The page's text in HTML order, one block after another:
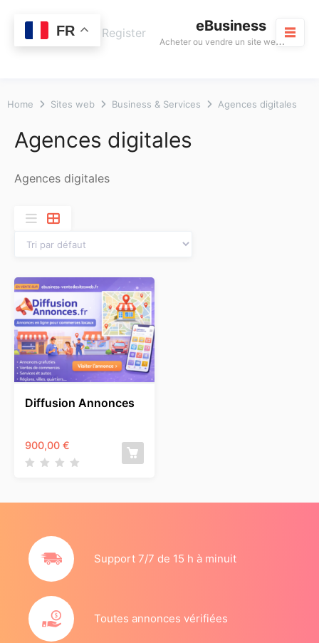
content
eBusiness
A
cheter ou vendre un site web rentable
CartLogin / Register
Home Sites web Business & Services Agences digitales
Agences digitales
Agences digitales
Diffusion Annonces
900,00 €
Support 7/7 de 15 h à minuit
Toutes annonces vérifiées
FR